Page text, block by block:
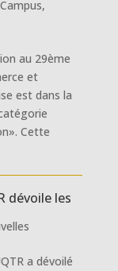
Campus,
au 29ème
et
est dans la
Cette
dévoile les
a dévoilé